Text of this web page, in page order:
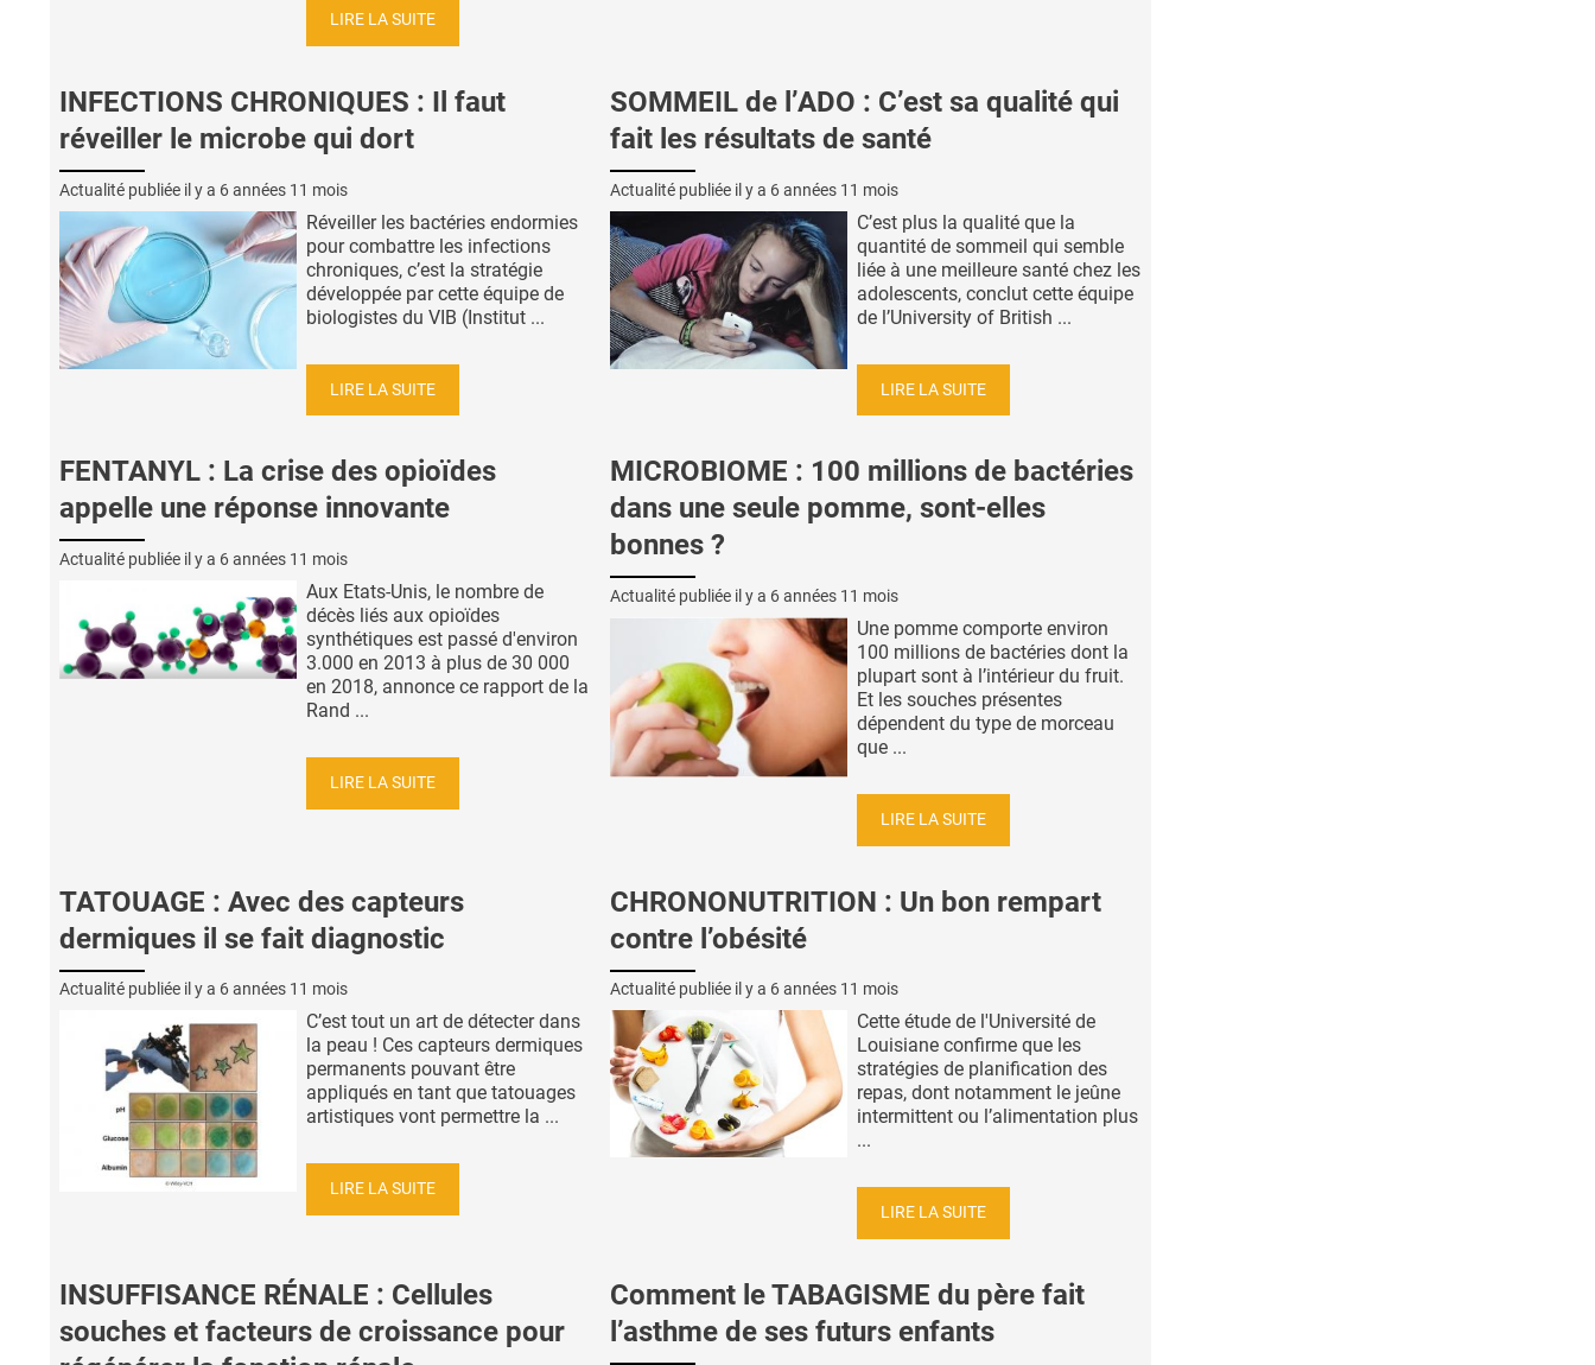
LIRE LA SUITE
INFECTIONS CHRONIQUES : Il faut
réveiller le microbe qui dort
Actualité publiée il y a 6 années 11 mois
Réveiller les bactéries endormies
pour combattre les infections
chroniques, c’est la stratégie
développée par cette équipe de
biologistes du VIB (Institut ...
LIRE LA SUITE
SOMMEIL de l’ADO : C’est sa qualité qui
fait les résultats de santé
Actualité publiée il y a 6 années 11 mois
C’est plus la qualité que la
quantité de sommeil qui semble
liée à une meilleure santé chez les
adolescents, conclut cette équipe
de l’University of British ...
LIRE LA SUITE
FENTANYL : La crise des opioïdes
appelle une réponse innovante
Actualité publiée il y a 6 années 11 mois
Aux Etats-Unis, le nombre de
décès liés aux opioïdes
synthétiques est passé d'environ
3.000 en 2013 à plus de 30 000
en 2018, annonce ce rapport de la
Rand ...
LIRE LA SUITE
MICROBIOME : 100 millions de bactéries
dans une seule pomme, sont-elles
bonnes ?
Actualité publiée il y a 6 années 11 mois
Une pomme comporte environ
100 millions de bactéries dont la
plupart sont à l’intérieur du fruit.
Et les souches présentes
dépendent du type de morceau
que ...
LIRE LA SUITE
TATOUAGE : Avec des capteurs
dermiques il se fait diagnostic
Actualité publiée il y a 6 années 11 mois
C’est tout un art de détecter dans
la peau ! Ces capteurs dermiques
permanents pouvant être
appliqués en tant que tatouages ​​
artistiques vont permettre la ...
LIRE LA SUITE
CHRONONUTRITION : Un bon rempart
contre l’obésité
Actualité publiée il y a 6 années 11 mois
Cette étude de l'Université de
Louisiane confirme que les
stratégies de planification des
repas, dont notamment le jeûne
intermittent ou l’alimentation plus
...
LIRE LA SUITE
INSUFFISANCE RÉNALE : Cellules
souches et facteurs de croissance pour
Comment le TABAGISME du père fait
l’asthme de ses futurs enfants